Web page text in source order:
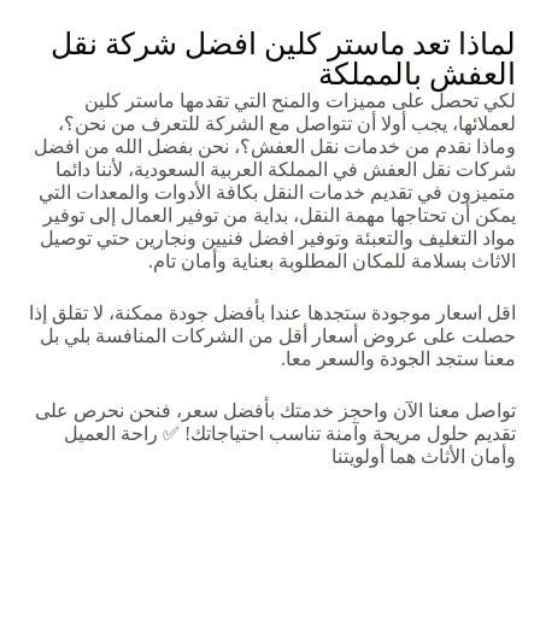
لماذا تعد ماستر كلين افضل شركة نقل
العفش بالمملكة
لكي تحصل على مميزات والمنح التي تقدمها ماستر كلين
لعملائها، يجب أولا أن تتواصل مع الشركة للتعرف من نحن؟،
وماذا نقدم من خدمات نقل العفش؟، نحن بفضل الله من افضل
شركات نقل العفش في المملكة العربية السعودية، لأننا دائما
متميزون في تقديم خدمات النقل بكافة الأدوات والمعدات التي
يمكن أن تحتاجها مهمة النقل، بداية من توفير العمال إلى توفير
مواد التغليف والتعبئة وتوفير افضل فنيين ونجارين حتي توصيل
الاثاث بسلامة للمكان المطلوبة بعناية وأمان تام.
اقل اسعار موجودة ستجدها عندا بأفضل جودة ممكنة، لا تقلق إذا
حصلت على عروض أسعار أقل من الشركات المنافسة بلي بل
معنا ستجد الجودة والسعر معا.
تواصل معنا الآن واحجز خدمتك بأفضل سعر، فنحن نحرص على
تقديم حلول مريحة وآمنة تناسب احتياجاتك! ✅ راحة العميل
وأمان الأثاث هما أولويتنا